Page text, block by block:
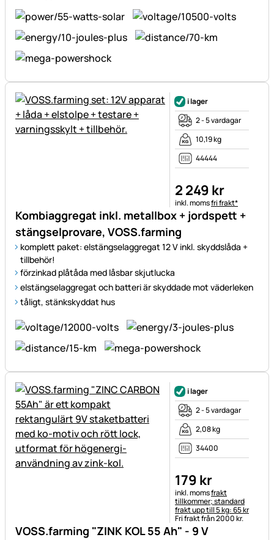
Kombiaggregat inkl. metallbox + jordspett +
stängselprovare, VOSS.farming
komplett paket: elstängselaggregat 12 V inkl. skyddslåda +
tillbehör!
förzinkad plåtåda med låsbar skjutlucka
elstängselaggregat och batteri är skyddade mot väderleken
tåligt, stänkskyddat hus
i lager
2 - 5 vardagar
10,19 kg
44444
2 249 kr
Skatteinformation:
inkl. momsfri frakt*
VOSS.farming "ZINK KOL 55 Ah" - 9 V
i lager
2 - 5 vardagar
2,08 kg
34400
179 kr
Skatteinformation:
inkl. momsfrakt
tillkommer; standard
frakt upp till 5 kg: 65 kr
Fri frakt från 2000 kr.